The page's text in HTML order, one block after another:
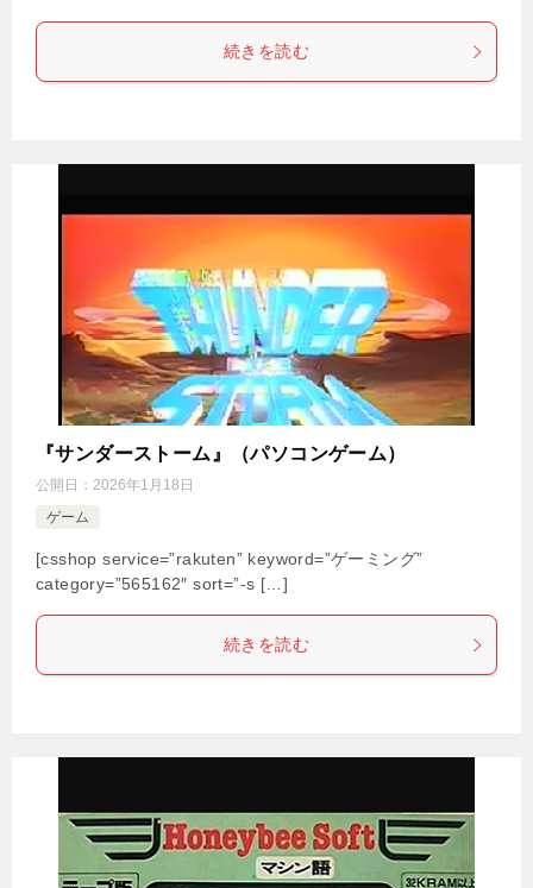
続きを読む
『サンダーストーム』（パソコンゲーム）
公開日： 2026年1月18日
ゲーム
[csshop service=”rakuten” keyword=”ゲーミング”
category=”565162″ sort=”-s […]
続きを読む